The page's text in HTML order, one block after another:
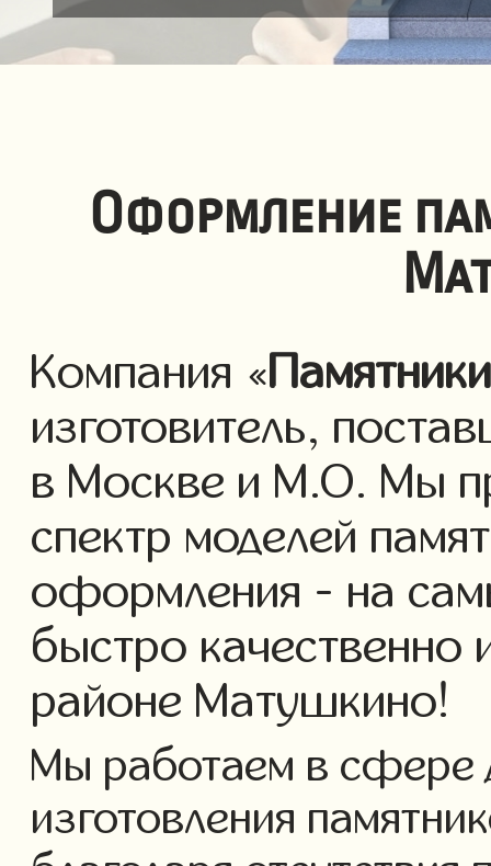
Оформление
Компания «Памятники
изготовитель,
в Москве и М.О. Мы
спектр моделей
оформления - на
быстро качественно
районе Матушкино!
Мы работаем в сфере
изготовления